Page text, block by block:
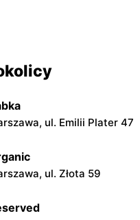
ul. Franciszka
ul. Starodęby 8
Centrum
ul. Regulska 49 lok.2
Centrum
Mazowiecki, ul.
ul. Emilii Plater 47
ul. Złota 59